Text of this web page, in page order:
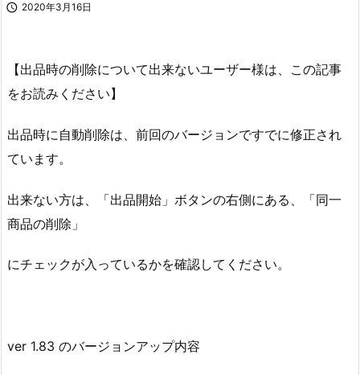
 2020年3月16日
【出品時の削除について出来ないユーザー様は、この記事
をお読みください】
出品時に自動削除は、前回のバージョンですでに修正され
ています。
出来ない方は、「出品開始」ボタンの右側にある、「同一
商品の削除」
にチェックが入っているかを確認してください。
ver 1.83 のバージョンアップ内容